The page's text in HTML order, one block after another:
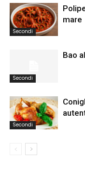
Secondi
mare
Secondi
Bao
Secondi